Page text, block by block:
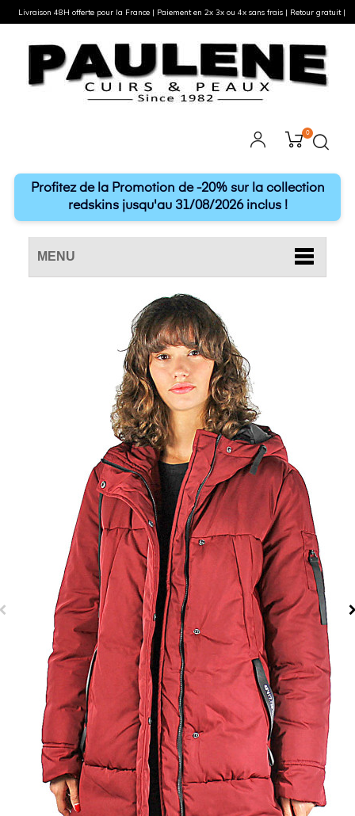
0
Profitez de la Promotion de -20% sur la collection
redskins jusqu'au 31/08/2026 inclus !
MENU
Livraison 48H offerte pour la France | Paiement en 2x 3x ou 4x sans frais | Retour gratuit |